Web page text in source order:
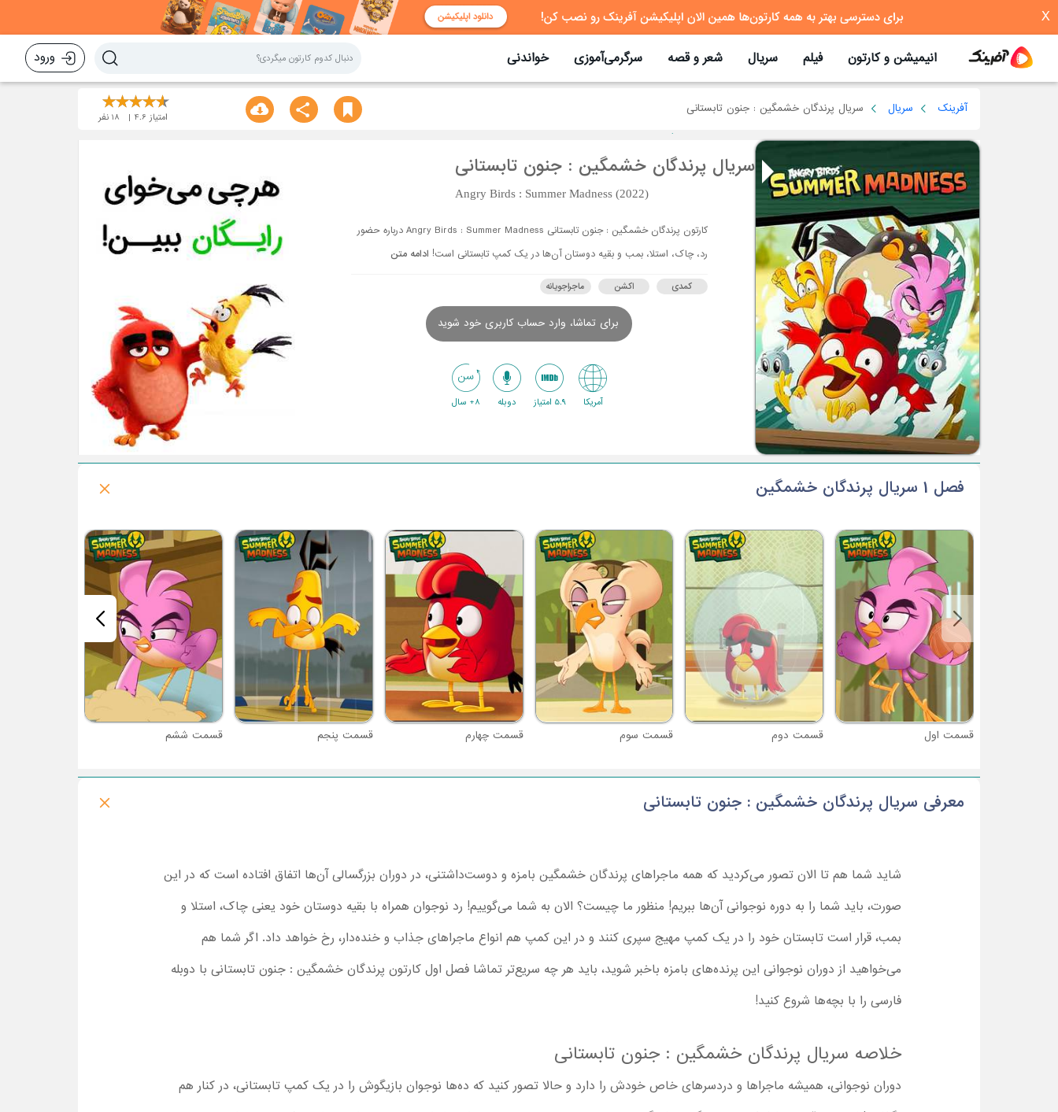
X
انیمیشن و کارتون فیلم سریال شعر و قصه سرگرمی‌آموزی خواندنی ورود
آفرینک سریال سریال پرندگان خشمگین : جنون تابستانی
امتیاز 4.6
18نفر
سریال پرندگان خشمگین : جنون تابستانی
Angry Birds : Summer Madness (2022)
کارتون پرندگان خشمگین : جنون تابستانی Angry Birds : Summer Madness درباره حضور
رد، چاک، استلا، بمب و بقیه دوستان آن‌ها در یک کمپ تابستانی است! ادامه متن
کمدی اکشن ماجراجویانه
برای تماشا، وارد حساب کاربری خود شوید
آمریکا 5.9 امتیاز دوبله 8+ سال
فصل 1 سریال پرندگان خشمگین
قسمت اول قسمت دوم قسمت سوم قسمت چهارم قسمت پنجم قسمت ششم
معرفی سریال پرندگان خشمگین : جنون تابستانی
شاید شما هم تا الان تصور می‌کردید که همه ماجراهای پرندگان خشمگین بامزه و دوست‌داشتنی، در دوران بزرگسالی آن‌ها اتفاق افتاده است که در این
صورت، باید شما را به دوره نوجوانی آن‌ها ببریم! منظور ما چیست؟ الان به شما می‌گوییم! رد نوجوان همراه با بقیه دوستان خود یعنی چاک، استلا و
بمب، قرار است تابستان خود را در یک کمپ مهیج سپری کنند و در این کمپ هم انواع ماجراهای جذاب و خنده‌دار، رخ خواهد داد. اگر شما هم
می‌خواهید از دوران نوجوانی این پرنده‌های بامزه باخبر شوید، باید هر چه سریع‌تر تماشا فصل اول کارتون پرندگان خشمگین : جنون تابستانی با دوبله
فارسی را با بچه‌ها شروع کنید!
خلاصه سریال پرندگان خشمگین : جنون تابستانی
دوران نوجوانی، همیشه ماجراها و دردسرهای خاص خودش را دارد و حالا تصور کنید که ده‌ها نوجوان بازیگوش را در یک کمپ تابستانی، در کنار هم